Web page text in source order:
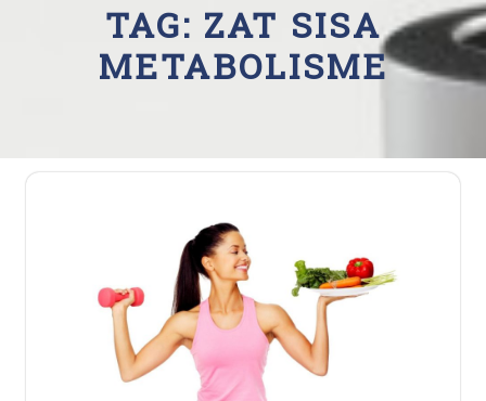
TAG: ZAT SISA
METABOLISME